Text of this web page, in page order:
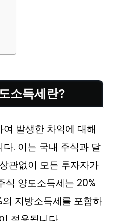
소득세란?
발생한 차익에 대해
. 이는 국내 주식과 달
관없이 모든 투자자가
식 양도소득세는 20%
지방소득세를 포함하